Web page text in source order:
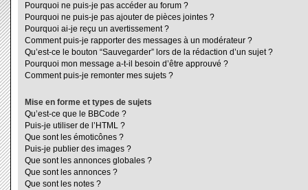
Pourquoi ne puis-je pas accéder au forum ?
Pourquoi ne puis-je pas ajouter de pièces jointes ?
Pourquoi ai-je reçu un avertissement ?
Comment puis-je rapporter des messages à un modérateur ?
Qu’est-ce le bouton “Sauvegarder” lors de la rédaction d’un sujet ?
Pourquoi mon message a-t-il besoin d’être approuvé ?
Comment puis-je remonter mes sujets ?
Mise en forme et types de sujets
Qu’est-ce que le BBCode ?
Puis-je utiliser de l’HTML ?
Que sont les émoticônes ?
Puis-je publier des images ?
Que sont les annonces globales ?
Que sont les annonces ?
Que sont les notes ?